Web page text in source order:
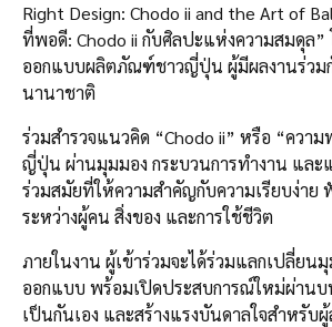
Right Design: Chodo ii and the Art of
ที่พอดี: Chodo ii กับศิลปะแห่งความสมดุล”
ออกแบบผลิตภัณฑ์ชาวญี่ปุ่น ผู้มีผลงานร่วม
นานาชาติ
ร่วมสำรวจแนวคิด “Chodo ii” หรือ “ควา
ญี่ปุ่น ผ่านมุมมอง กระบวนการทำงาน และ
ร่วมสมัยที่ให้ความสำคัญกับความเรียบง่าย
ระหว่างผู้คน สิ่งของ และการใช้ชีวิต
ภายในงาน ผู้เข้าร่วมจะได้ร่วมแลกเปลี่ยน
ออกแบบ พร้อมเปิดประสบการณ์ใหม่ผ่าน
เป็นกันเอง และสร้างแรงบันดาลใจสำหรับ